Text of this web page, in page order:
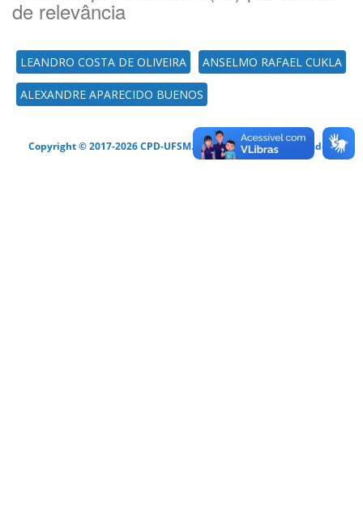
de relevância
LEANDRO COSTA DE OLIVEIRA ANSELMO RAFAEL CUKLA
ALEXANDRE APARECIDO BUENOS
Copyright © 2017-2026 CPD-UFSM. Todos os direitos reservados.